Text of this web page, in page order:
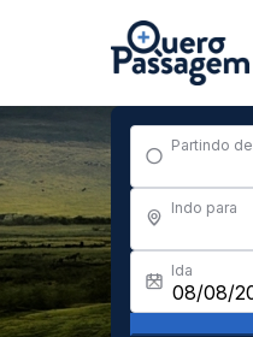
Partindo de
Indo para
Ida